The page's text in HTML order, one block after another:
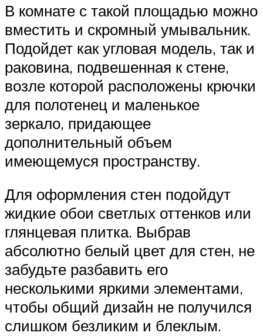
В комнате с такой площадью можно
вместить и скромный умывальник.
Подойдет как угловая модель, так и
раковина, подвешенная к стене,
возле которой расположены крючки
для полотенец и маленькое
зеркало, придающее
дополнительный объем
имеющемуся пространству.
Для оформления стен подойдут
жидкие обои светлых оттенков или
глянцевая плитка. Выбрав
абсолютно белый цвет для стен, не
забудьте разбавить его
несколькими яркими элементами,
чтобы общий дизайн не получился
слишком безликим и блеклым.